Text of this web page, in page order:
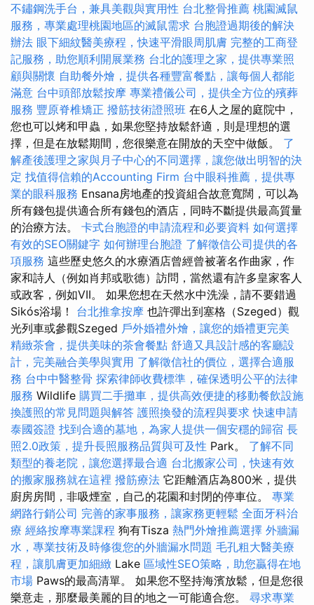
不鏽鋼洗手台，兼具美觀與實用性 台北整骨推薦 桃園滅鼠
服務，專業處理桃園地區的滅鼠需求 台胞證過期後的解決
辦法 眼下細紋醫美療程，快速平滑眼周肌膚 完整的工商登
記服務，助您順利開展業務 台北的護理之家，提供專業照
顧與關懷 自助餐外燴，提供各種豐富餐點，讓每個人都能
滿意 台中頭部放鬆按摩 專業禮儀公司，提供全方位的殯葬
服務 豐原脊椎矯正 撥筋技術證照班 在6人之屋的庭院中，
您也可以烤和甲蟲，如果您堅持放鬆舒適，則是理想的選
擇，但是在放鬆期間，您很樂意在開放的天空中做飯。 了
解產後護理之家與月子中心的不同選擇，讓您做出明智的決
定 找值得信賴的Accounting Firm 台中眼科推薦，提供專
業的眼科服務 Ensana房地產的投資組合故意寬闊，可以為
所有錢包提供適合所有錢包的酒店，同時不斷提供最高質量
的治療方法。 卡式台胞證的申請流程和必要資料 如何選擇
有效的SEO關鍵字 如何辦理台胞證 了解徵信公司提供的各
項服務 這些歷史悠久的水療酒店曾經曾被著名作曲家，作
家和詩人（例如肖邦或歌德）訪問，當然還有許多皇家客人
或政客，例如VII。 如果您想在天然水中洗澡，請不要錯過
Sikós浴場！ 台北推拿按摩 也許彈出到塞格（Szeged）觀
光列車或參觀Szeged 戶外婚禮外燴，讓您的婚禮更完美
精緻茶會，提供美味的茶會餐點 舒適又具設計感的客廳設
計，完美融合美學與實用 了解徵信社的價位，選擇合適服
務 台中中醫整骨 探索律師收費標準，確保透明公平的法律
服務 Wildlife 購買二手攤車，提供高效便捷的移動餐飲設施
換護照的常見問題與解答 護照換發的流程與要求 快速申請
泰國簽證 找到合適的墓地，為家人提供一個安穩的歸宿 長
照2.0政策，提升長照服務品質與可及性 Park。 了解不同
類型的養老院，讓您選擇最合適 台北搬家公司，快速有效
的搬家服務就在這裡 撥筋療法 它距離酒店為800米，提供
廚房房間，非吸煙室，自己的花園和封閉的停車位。 專業
網路行銷公司 完善的家事服務，讓家務更輕鬆 全面牙科治
療 經絡按摩專業課程 狗有Tisza 熱門外燴推薦選擇 外牆漏
水，專業技術及時修復您的外牆漏水問題 毛孔粗大醫美療
程，讓肌膚更加細緻 Lake 區域性SEO策略，助您贏得在地
市場 Paws的最高清單。 如果您不堅持海濱放鬆，但是您很
樂意走，那麼最美麗的目的地之一可能適合您。 尋求專業